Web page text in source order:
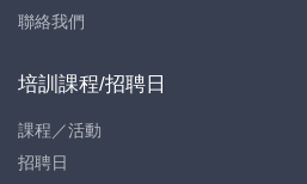
聯絡我們
培訓課程/招聘日
課程／活動
招聘日